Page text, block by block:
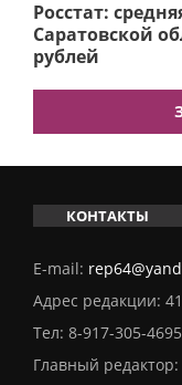
Росстат:
Саратовской
рублей
КОНТАКТЫ
E-mail:
Адрес редакции:
Тел: 8-917-305-4695
Главный